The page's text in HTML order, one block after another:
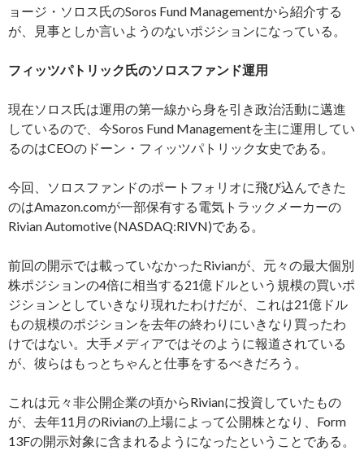
ョージ・ソロス氏のSoros Fund Managementから紹介する
が、見事としか言いようのないポジションになっている。
フィッツパトリック氏のソロスファンド運用
現在ソロス氏は運用の第一線から身を引き政治活動に邁進
しているので、今Soros Fund Managementを主に運用してい
るのはCEOのドーン・フィッツパトリック女史である。
今回、ソロスファンドのポートフォリオに飛び込んできた
のはAmazon.comが一部保有する電気トラックメーカーの
Rivian Automotive (NASDAQ:RIVN)である。
前回の開示では載っていなかったRivianが、元々の最大個別
株ポジションの4倍に相当する21億ドルという規模の買いポ
ジションとしていきなり現れたわけだが、これは21億ドル
もの規模のポジションを去年の終わりにいきなり買ったわ
けではない。大手メディアではそのように報道されている
が、彼らはもっとちゃんと仕事をするべきだろう。
これは元々非公開企業の頃からRivianに投資していたもの
が、去年11月のRivianの上場によって公開株となり、Form
13Fの開示対象に含まれるようになったということである。